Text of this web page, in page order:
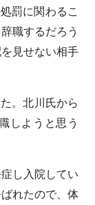
罰に関わるこ
職するだろう
見せない相手
。北川氏から
しようと思う
し入院してい
れたので、体